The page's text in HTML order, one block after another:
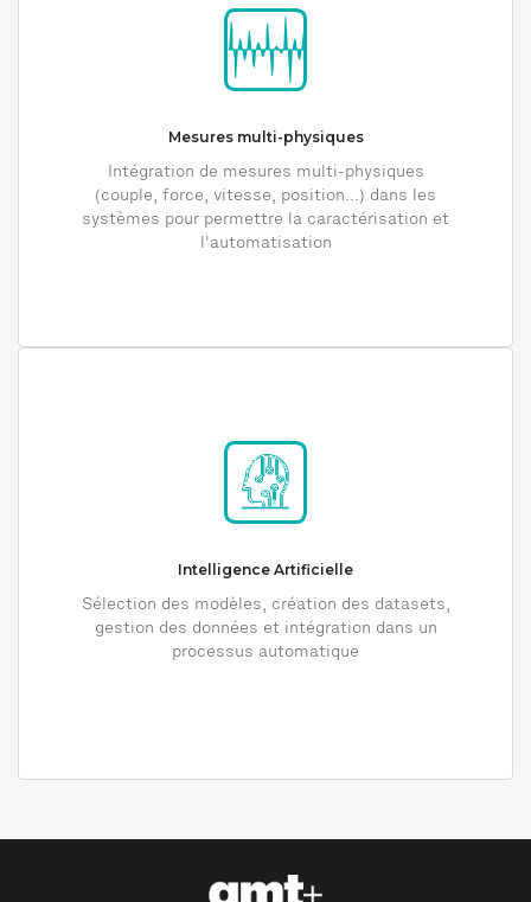
Mesures multi-physiques
Intégration de mesures multi-physiques
(couple, force, vitesse, position...) dans les
systèmes pour permettre la caractérisation et
l'automatisation
Intelligence Artificielle
Sélection des modèles, création des datasets,
gestion des données et intégration dans un
processus automatique